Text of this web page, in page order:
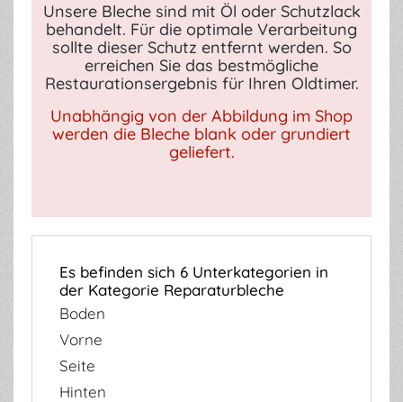
Unsere Bleche sind mit Öl oder Schutzlack
behandelt. Für die optimale Verarbeitung
sollte dieser Schutz entfernt werden. So
erreichen Sie das bestmögliche
Restaurationsergebnis für Ihren Oldtimer.
Unabhängig von der Abbildung im Shop
werden die Bleche blank oder grundiert
geliefert.
Es befinden sich 6 Unterkategorien in
der Kategorie Reparaturbleche
Boden
Vorne
Seite
Hinten